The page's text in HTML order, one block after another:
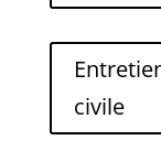
civile